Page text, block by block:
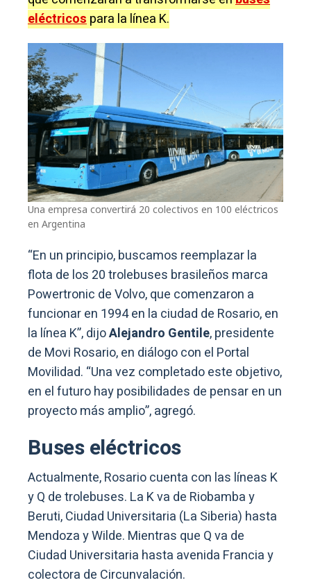
eléctricospara la línea K.
Una empresa convertirá 20 colectivos en 100 eléctricos
en Argentina
“En un principio, buscamos reemplazar la
flota de los 20 trolebuses brasileños marca
Powertronic de Volvo, que comenzaron a
funcionar en 1994 en la ciudad de Rosario, en
la línea K”, dijoAlejandro Gentile, presidente
de Movi Rosario, en diálogo con el Portal
Movilidad. “Una vez completado este objetivo,
en el futuro hay posibilidades de pensar en un
proyecto más amplio”, agregó.
Buses eléctricos
Actualmente, Rosario cuenta con las líneas K
y Q de trolebuses. La K va de Riobamba y
Beruti, Ciudad Universitaria (La Siberia) hasta
Mendoza y Wilde. Mientras que Q va de
Ciudad Universitaria hasta avenida Francia y
colectora de Circunvalación.